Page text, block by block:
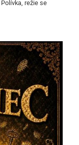
režie se